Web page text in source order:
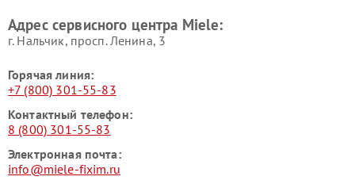
Miele
пылесосов Miele
Адрес сервисного центра Miele:
г. Нальчик, просп. Ленина, 3
Горячая линия:
+7 (800) 301-55-83
Контактный телефон:
8 (800) 301-55-83
Электронная почта:
info@miele-fixim.ru